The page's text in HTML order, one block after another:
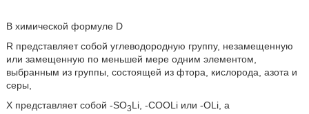
В химической формуле D
R представляет собой углеводородную группу, незамещенную
или замещенную по меньшей мере одним элементом,
выбранным из группы, состоящей из фтора, кислорода, азота и
серы,
Х представляет собой -SО3Li, -СООLi или -ОLi, а